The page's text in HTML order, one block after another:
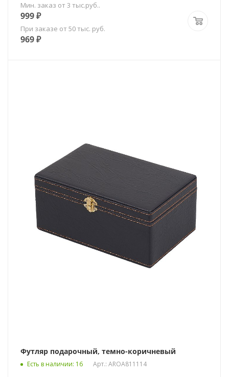
Мин. заказ от 3 тыс.руб..
999₽
При заказе от 50 тыс. руб.
969₽
Футляр подарочный, темно-коричневый
Есть в наличии: 16 Арт.: AROA811114